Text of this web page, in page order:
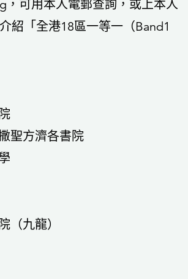
可用本人電郵查詢，或上本人
紹「全港18區一等一（Band1
聖方濟各書院
九龍）